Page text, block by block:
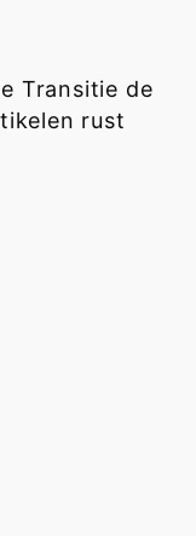
Transitie de
rust